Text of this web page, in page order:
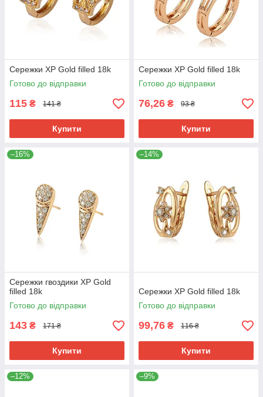
Сережки ХР Gold filled 18k
Готово до відправки
115 ₴ 141 ₴
Купити
Сережки ХР Gold filled 18k
Готово до відправки
76,26 ₴ 93 ₴
Купити
–16%
Сережки гвоздики ХР Gold
filled 18k
Готово до відправки
143 ₴ 171 ₴
Купити
–14%
Сережки ХР Gold filled 18k
Готово до відправки
99,76 ₴ 116 ₴
Купити
–12% –9%